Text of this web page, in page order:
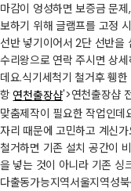
마감이 엉성하면 보증금 문
보하기 위해 글램프를 고정
선반 넣기​이어서 2단 선반을
수리왕으로 연락 주시면 상
데요.​​식기세척기 철거후 휑
항 연천출장샵'>연천출장샵
맞춤제작이 필요한 작업인
자리 때문에 고민하고 계신
철거하면 기존 설치 공간이
을 넣는 것이 아니라 기존 싱
다​​출동가능지역​서울지역성